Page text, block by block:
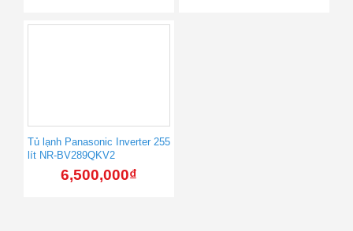
Tủ lạnh Panasonic Inverter 255
lít NR-BV289QKV2
6,500,000₫